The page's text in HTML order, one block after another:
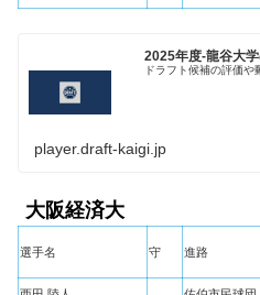
2025年度-龍谷大
ドラフト候補の評価
player.draft-kaigi.jp
大阪経済大
選手名 守 進路